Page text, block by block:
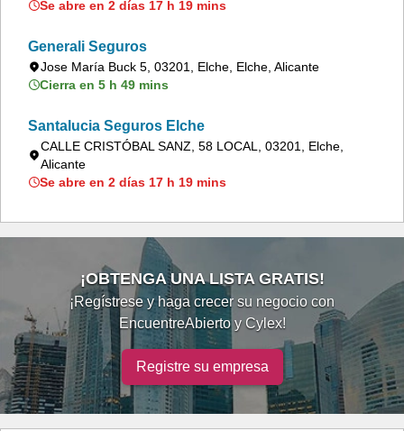
Se abre en 2 días 17 h 19 mins
Generali Seguros
Jose María Buck 5, 03201, Elche, Elche, Alicante
Cierra en 5 h 49 mins
Santalucia Seguros Elche
CALLE CRISTÓBAL SANZ, 58 LOCAL, 03201, Elche,
Alicante
Se abre en 2 días 17 h 19 mins
¡OBTENGA UNA LISTA GRATIS!
¡Regístrese y haga crecer su negocio con
EncuentreAbierto y Cylex!
Registre su empresa